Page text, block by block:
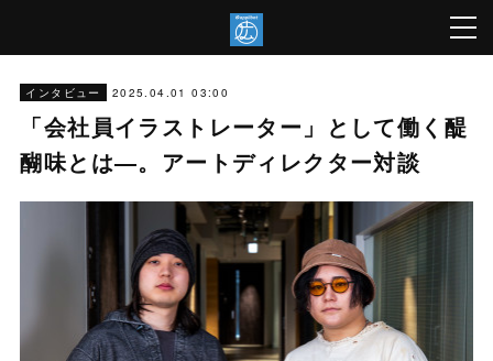
インタビュー 2025.04.01 03:00
「会社員イラストレーター」として働く醍
醐味とは―。アートディレクター対談